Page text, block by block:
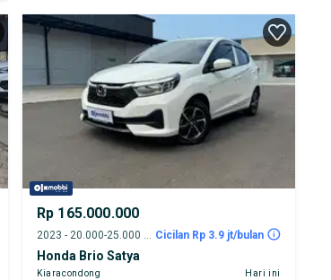
Rp 165.000.000
Cicilan Rp 3.9 jt/bulan
Honda Brio Satya
Kiaracondong
Hari ini